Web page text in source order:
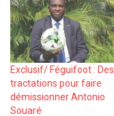
Exclusif/ Féguifoot : Des
tractations pour faire
démissionner Antonio
Souaré